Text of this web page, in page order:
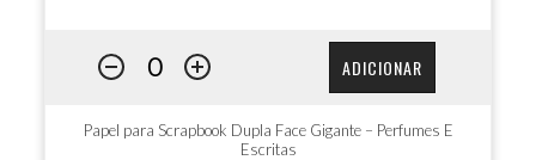
ADICIONAR
Papel para Scrapbook Dupla Face Gigante – Perfumes E
Escritas